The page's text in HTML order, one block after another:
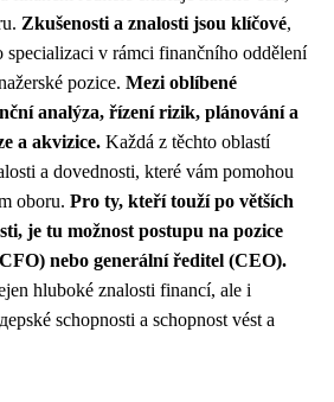
Zkušenosti a znalosti jsou klíčové,
specializaci v rámci finančního oddělení
pozice. Mezi oblíbené
analýza, řízení rizik, plánování a
a akvizice. Každá z těchto oblastí
a dovednosti, které vám pomohou
oboru. Pro ty, kteří touží po větších
je tu možnost postupu na pozice
nebo generální ředitel (CEO).
hluboké znalosti financí, ale i
schopnosti a schopnost vést a